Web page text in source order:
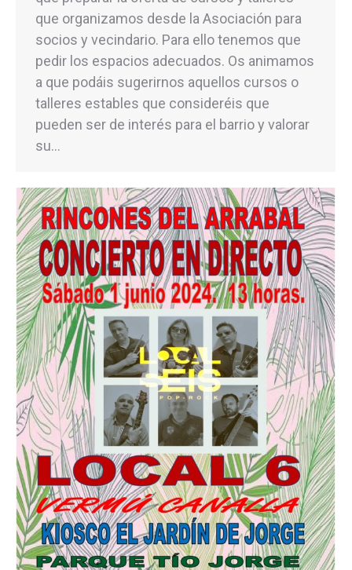
que organizamos desde la Asociación para
socios y vecindario. Para ello tenemos que
pedir los espacios adecuados. Os animamos
a que podáis sugerirnos aquellos cursos o
talleres estables que consideréis que
pueden ser de interés para el barrio y valorar
su…